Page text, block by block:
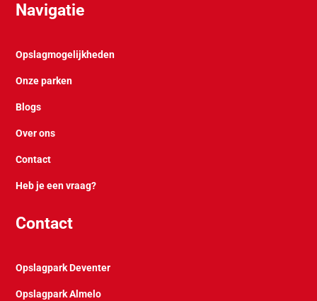
Navigatie
Opslagmogelijkheden
Onze parken
Blogs
Over ons
Contact
Heb je een vraag?
Contact
Opslagpark Deventer
Opslagpark Almelo